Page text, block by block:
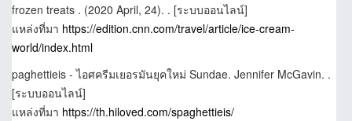
frozen treats . (2020 April, 24). . [ระบบออนไลน์]
แหล่งที่มา https://edition.cnn.com/travel/article/ice-cream-
world/index.html
paghettieis - ไอศครีมเยอรมันยุคใหม่ Sundae. Jennifer McGavin. .
[ระบบออนไลน์]
แหล่งที่มา https://th.hiloved.com/spaghettieis/